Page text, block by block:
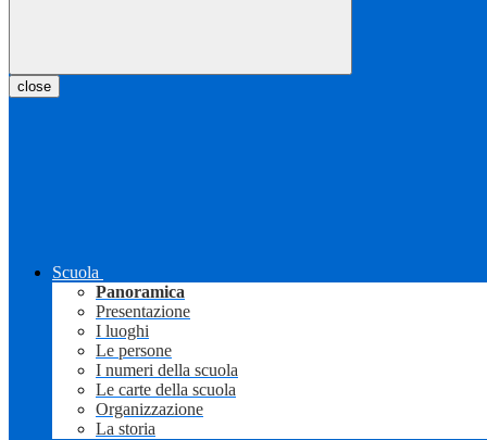
close
Scuola
Panoramica
Presentazione
I luoghi
Le persone
I numeri della scuola
Le carte della scuola
Organizzazione
La storia